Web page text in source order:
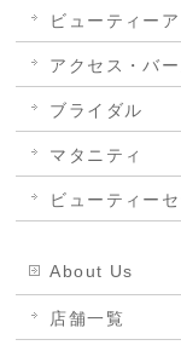
ビューティー
アクセス・バ
ブライダル
マタニティ
ビューティー
About Us
店舗一覧